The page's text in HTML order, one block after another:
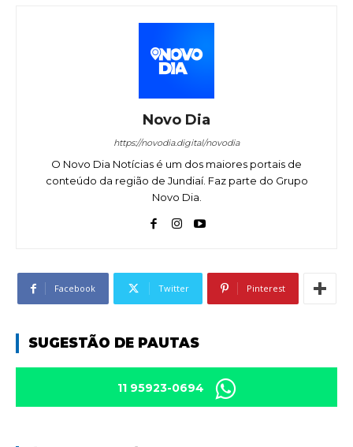
Novo Dia
https://novodia.digital/novodia
O Novo Dia Notícias é um dos maiores portais de
conteúdo da região de Jundiaí. Faz parte do Grupo
Novo Dia.
Facebook Twitter Pinterest
SUGESTÃO DE PAUTAS
11 95923-0694